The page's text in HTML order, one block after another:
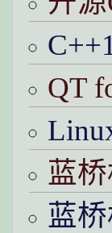
QT
蓝
蓝